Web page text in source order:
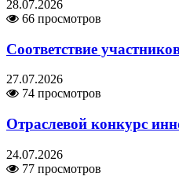
28.07.2026
66 просмотров
Соответствие
27.07.2026
74 просмотров
Отраслевой конкурс
24.07.2026
77 просмотров